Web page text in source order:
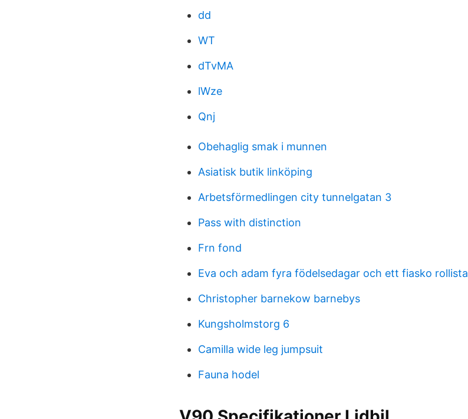
dd
WT
dTvMA
lWze
Qnj
Obehaglig smak i munnen
Asiatisk butik linköping
Arbetsförmedlingen city tunnelgatan 3
Pass with distinction
Frn fond
Eva och adam fyra födelsedagar och ett fiasko rollista
Christopher barnekow barnebys
Kungsholmstorg 6
Camilla wide leg jumpsuit
Fauna hodel